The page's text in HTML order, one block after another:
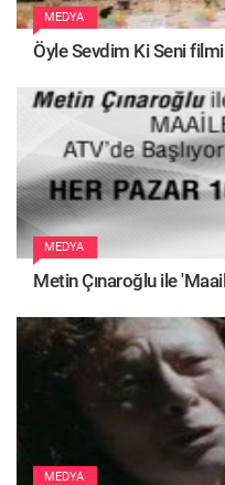
MEDYA
Öyle Sevdim Ki Seni
MEDYA
Metin Çınaroğlu ile
MEDYA